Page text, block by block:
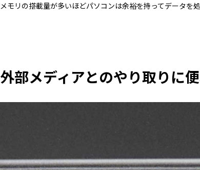
メモリの搭載量が多いほどパソコンは余裕を持ってデータを
外部メディアとのやり取りに